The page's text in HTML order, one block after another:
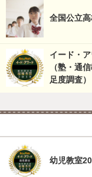
全国公立高
イード・
（塾・通
足度調査）
幼児教室